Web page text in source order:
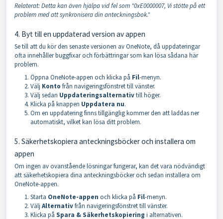
Relaterat: Detta kan även hjälpa vid fel som "0xE0000007, Vi stötte på ett
problem med att synkronisera din anteckningsbok."
4. Byt till en uppdaterad version av appen
Se till att du kör den senaste versionen av OneNote, då uppdateringar
ofta innehåller buggfixar och förbättringar som kan lösa sådana här
problem.
Öppna OneNote-appen och klicka på Fil-menyn.
Välj Konto från navigeringsfönstret till vänster.
Välj sedan Uppdateringsalternativtill höger.
Klicka på knappen Uppdatera nu.
Om en uppdatering finns tillgänglig kommer den att laddas ner
automatiskt, vilket kan lösa ditt problem.
5. Säkerhetskopiera anteckningsböcker och installera om
appen
Om ingen av ovanstående lösningar fungerar, kan det vara nödvändigt
att säkerhetskopiera dina anteckningsböcker och sedan installera om
OneNote-appen.
Starta OneNote-appen och klicka på Fil-menyn.
Välj Alternativfrån navigeringsfönstret till vänster.
Klicka på Spara & Säkerhetskopiering i alternativen.